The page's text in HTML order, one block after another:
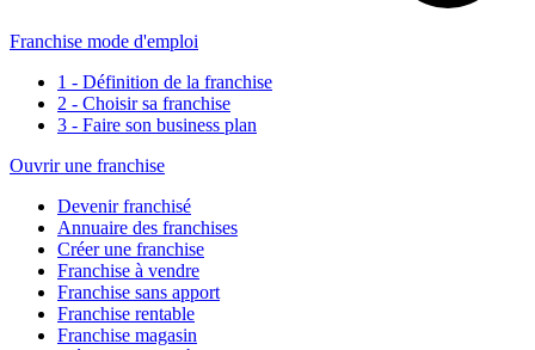
Franchise mode d'emploi
1 - Définition de la franchise
2 - Choisir sa franchise
3 - Faire son business plan
Ouvrir une franchise
Devenir franchisé
Annuaire des franchises
Créer une franchise
Franchise à vendre
Franchise sans apport
Franchise rentable
Franchise magasin